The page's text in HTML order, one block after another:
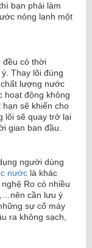
bạn phải làm
nóng lạnh một
đều có thời
Thay lõi đúng
lượng nước
hoạt động không
hạn sẽ khiến cho
lõi sẽ quay trở lại
gian ban đầu.
người dùng
nước là khác
Ro có nhiều
cần lưu ý
sự cố máy
ra không sạch,